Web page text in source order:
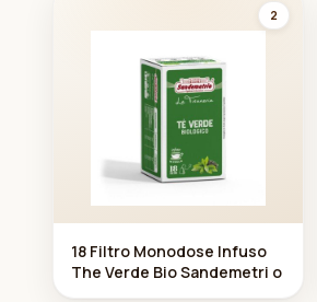
2
18 Filtro Monodose Infuso
The Verde Bio Sandemetri o